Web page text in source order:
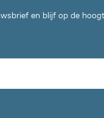
en blijf op de